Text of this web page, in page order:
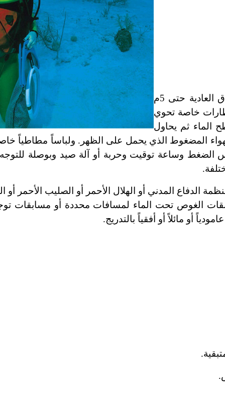
الأداء الحركي والفني: يستعمل الغواص في الأعماق العادية حتى 5م
خاصة تحوي
الماء ثم يحاول
المضغوط الذي يحمل على الظهر. ولباساً مطاطياً
الضغط وساعة توقيت وحربة أو آلة صيد وبوصلة للتوجه
الدفاع المدني أو الهلال الأحمر أو الصليب الأحمر أو
الغوص تحت الماء لمسافات محددة أو مسابقات
أو مائلاً أو أفقياً بالتدريج.